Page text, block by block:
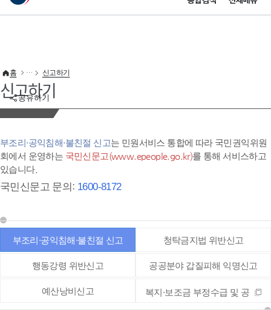
이 누리집은 대한민국 공식 전자정부 누리집입니다.
공유하기
홈 신고하기
신고하기
부조리·공익침해·불친절 신고는 민원서비스 통합에 따라 국민권익위원
회에서 운영하는 국민신문고(www.epeople.go.kr)를 통해 서비스하고
있습니다.
국민신문고 문의: 1600-8172
부조리·공익침해·불친절 신고 청탁금지법 위반신고
행동강령 위반신고 공공분야 갑질피해 익명신고
예산낭비신고 복지·보조금 부정수급 및 공